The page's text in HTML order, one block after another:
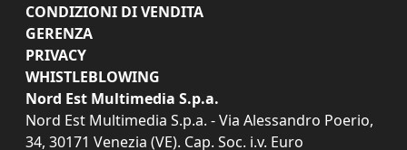
CONDIZIONI DI VENDITA
GERENZA
PRIVACY
WHISTLEBLOWING
Nord Est Multimedia S.p.a.
Nord Est Multimedia S.p.a. - Via Alessandro Poerio,
34, 30171 Venezia (VE). Cap. Soc. i.v. Euro